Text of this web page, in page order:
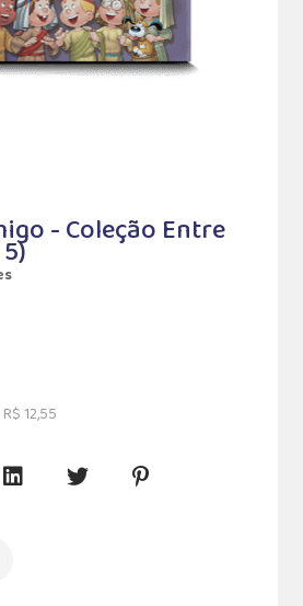
- Coleção Entre
12,55